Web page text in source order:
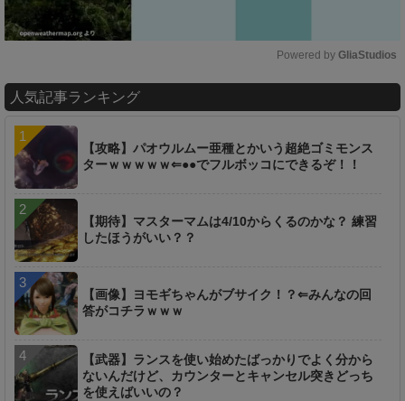
u
e
Powered by GliaStudios
人気記事ランキング
【攻略】パオウルムー亜種とかいう超絶ゴミモンス
ターｗｗｗｗｗ⇐●●でフルボッコにできるぞ！！
【期待】マスターマムは4/10からくるのかな？ 練習
したほうがいい？？
【画像】ヨモギちゃんがブサイク！？⇐みんなの回
答がコチラｗｗｗ
【武器】ランスを使い始めたばっかりでよく分から
ないんだけど、カウンターとキャンセル突きどっち
を使えばいいの？